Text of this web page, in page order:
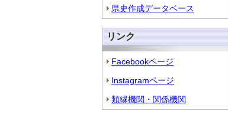
県史作成データベース
リンク
Facebookページ
Instagramページ
類縁機関・関係機関